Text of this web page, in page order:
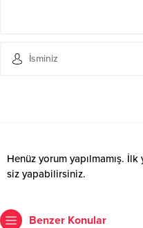
Henüz yorum yapılmamış. İlk
siz yapabilirsiniz.
Benzer Konular